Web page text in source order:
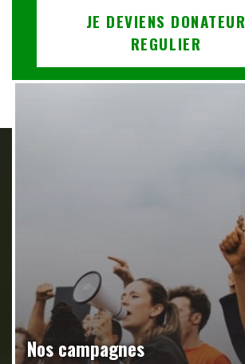
JE DEVIENS DONATEUR
REGULIER
Nos campagnes